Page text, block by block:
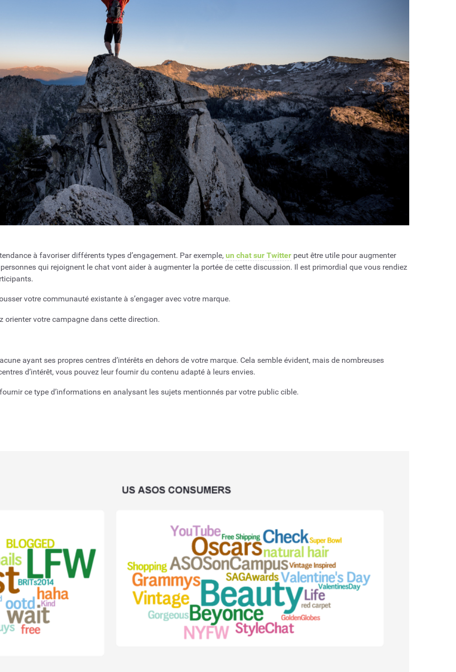
à favoriser différents types d’engagement. Par exemple, un chat sur Twitter peut être utile pour augmenter
qui rejoignent le chat vont aider à augmenter la portée de cette discussion. Il est primordial que vous rendiez
votre communauté existante à s’engager avec votre marque.
votre campagne dans cette direction.
ayant ses propres centres d’intérêts en dehors de votre marque. Cela semble évident, mais de nombreuses
d’intérêt, vous pouvez leur fournir du contenu adapté à leurs envies.
ce type d’informations en analysant les sujets mentionnés par votre public cible.